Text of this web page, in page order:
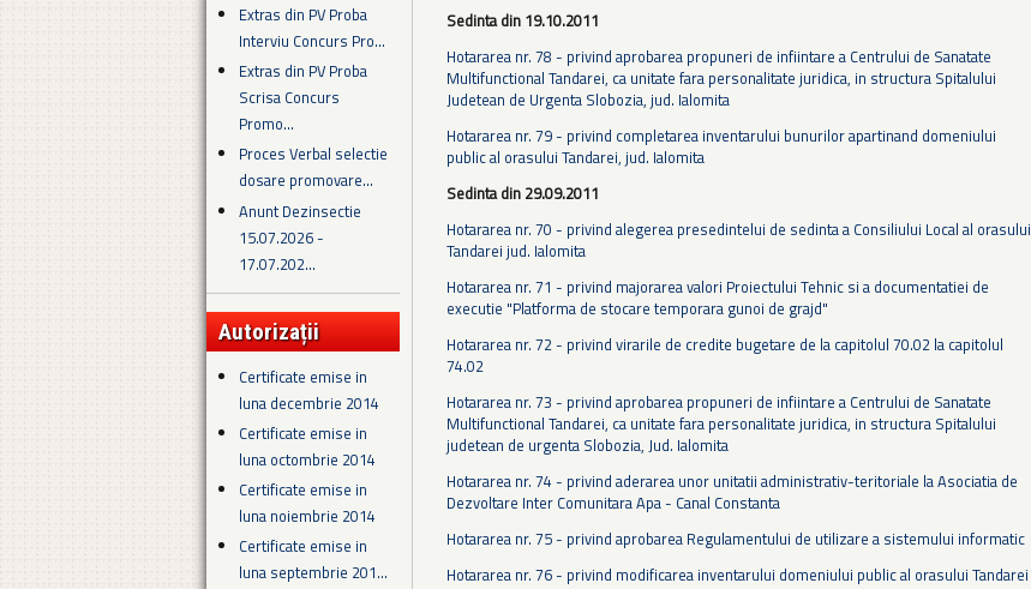
Extras din PV Proba
Interviu Concurs Pro...
Extras din PV Proba
Scrisa Concurs
Promo...
Proces Verbal selectie
dosare promovare...
Anunt Dezinsectie
15.07.2026 -
17.07.202...
Autorizații
Certificate emise in
luna decembrie 2014
Certificate emise in
luna octombrie 2014
Certificate emise in
luna noiembrie 2014
Certificate emise in
luna septembrie 201...
Sedinta din 19.10.2011
Hotararea nr. 78 - privind aprobarea propuneri de infiintare a Centrului de Sanatate
Multifunctional Tandarei, ca unitate fara personalitate juridica, in structura Spitalului
Judetean de Urgenta Slobozia, jud. Ialomita
Hotararea nr. 79 - privind completarea inventarului bunurilor apartinand domeniului
public al orasului Tandarei, jud. Ialomita
Sedinta din 29.09.2011
Hotararea nr. 70 - privind alegerea presedintelui de sedinta a Consiliului Local al orasului
Tandarei jud. Ialomita
Hotararea nr. 71 - privind majorarea valori Proiectului Tehnic si a documentatiei de
executie "Platforma de stocare temporara gunoi de grajd"
Hotararea nr. 72 - privind virarile de credite bugetare de la capitolul 70.02 la capitolul
74.02
Hotararea nr. 73 - privind aprobarea propuneri de infiintare a Centrului de Sanatate
Multifunctional Tandarei, ca unitate fara personalitate juridica, in structura Spitalului
judetean de urgenta Slobozia, Jud. Ialomita
Hotararea nr. 74 - privind aderarea unor unitatii administrativ-teritoriale la Asociatia de
Dezvoltare Inter Comunitara Apa - Canal Constanta
Hotararea nr. 75 - privind aprobarea Regulamentului de utilizare a sistemului informatic
Hotararea nr. 76 - privind modificarea inventarului domeniului public al orasului Tandarei